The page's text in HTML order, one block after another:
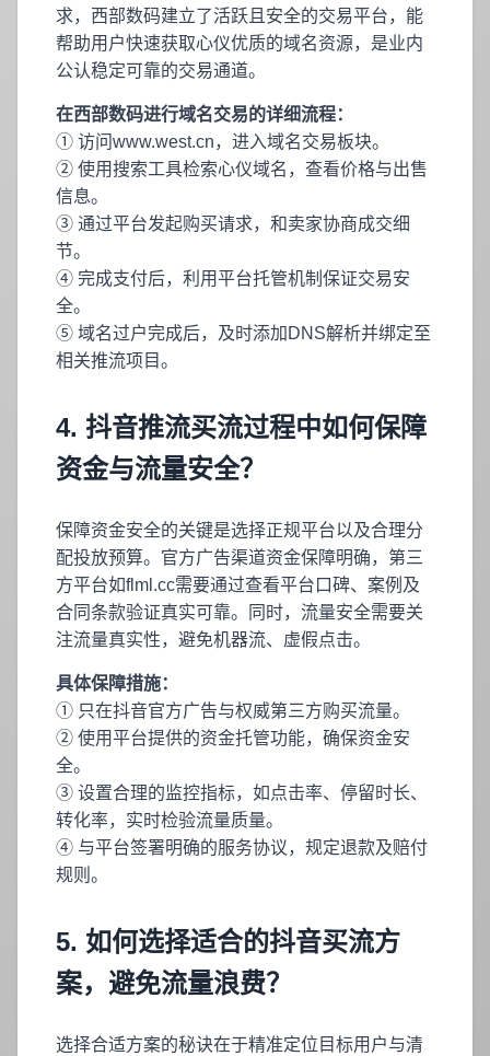
求，西部数码建立了活跃且安全的交易平台，能
帮助用户快速获取心仪优质的域名资源，是业内
公认稳定可靠的交易通道。
在西部数码进行域名交易的详细流程：
① 访问www.west.cn，进入域名交易板块。
② 使用搜索工具检索心仪域名，查看价格与出售
信息。
③ 通过平台发起购买请求，和卖家协商成交细
节。
④ 完成支付后，利用平台托管机制保证交易安
全。
⑤ 域名过户完成后，及时添加DNS解析并绑定至
相关推流项目。
4. 抖音推流买流过程中如何保障
资金与流量安全？
保障资金安全的关键是选择正规平台以及合理分
配投放预算。官方广告渠道资金保障明确，第三
方平台如flml.cc需要通过查看平台口碑、案例及
合同条款验证真实可靠。同时，流量安全需要关
注流量真实性，避免机器流、虚假点击。
具体保障措施：
① 只在抖音官方广告与权威第三方购买流量。
② 使用平台提供的资金托管功能，确保资金安
全。
③ 设置合理的监控指标，如点击率、停留时长、
转化率，实时检验流量质量。
④ 与平台签署明确的服务协议，规定退款及赔付
规则。
5. 如何选择适合的抖音买流方
案，避免流量浪费？
选择合适方案的秘诀在于精准定位目标用户与清